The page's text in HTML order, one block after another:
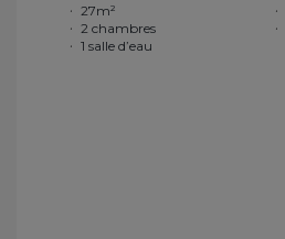
27m²
2 chambres
1 salle d’eau